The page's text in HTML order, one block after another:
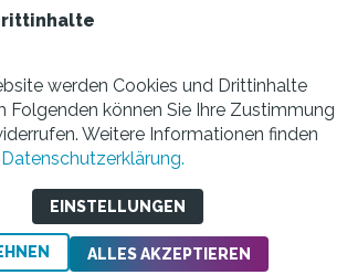
Münsterstraße 5, 59065 Hamm. Fon:
Mail:info@startupteens.de
Datenschutzerklärung
werden Cookies und Drittinhalte
Folgenden können Sie Ihre Zustimmung
Weitere Informationen finden
Datenschutzerklärung.
EINSTELLUNGEN
ALLES AKZEPTIEREN